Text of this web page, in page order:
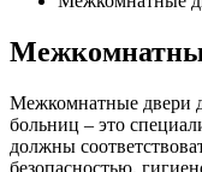
Межкомнатные двери
больниц – это
должны
безопасностью,